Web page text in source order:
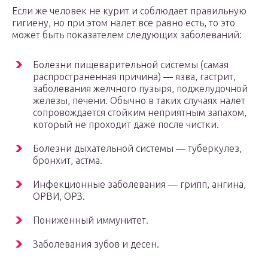
Если же человек не курит и соблюдает правильную
гигиену, но при этом налет все равно есть, то это
может быть показателем следующих заболеваний:
Болезни пищеварительной системы (самая
распространенная причина) — язва, гастрит,
заболевания желчного пузыря, поджелудочной
железы, печени. Обычно в таких случаях налет
сопровождается стойким неприятным запахом,
который не проходит даже после чистки.
Болезни дыхательной системы — туберкулез,
бронхит, астма.
Инфекционные заболевания — грипп, ангина,
ОРВИ, ОРЗ.
Пониженный иммунитет.
Заболевания зубов и десен.